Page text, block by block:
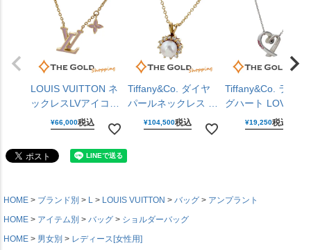
LOUIS VUITTON ネ
ックレスLVアイコニ
ック M01215 エナメ
ル メタル ピンク ゴ
ールド ペンダント
レディース メンズ
¥66,000税込
Tiffany&Co. ダイヤ
パールネックレス イ
エローゴールド 750
YG パール ダイヤモ
¥104,500税込
Tiffany&Co. ラビン
グハート LOVEペン
ダント AG925 シル
バー レッド レディ
¥19,250税込
HOME ブランド別 L LOUIS VUITTON バッグ
アンプラント
HOME
アイテム別 バッグ
ショルダーバッグ
HOME
男女別
レディース[女性用]